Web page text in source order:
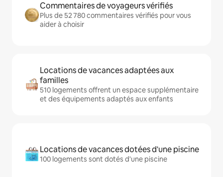
Commentaires de voyageurs vérifiés
Plus de 52 780 commentaires vérifiés pour vous
aider à choisir
Locations de vacances adaptées aux
familles
510 logements offrent un espace supplémentaire
et des équipements adaptés aux enfants
Locations de vacances dotées d'une piscine
100 logements sont dotés d'une piscine